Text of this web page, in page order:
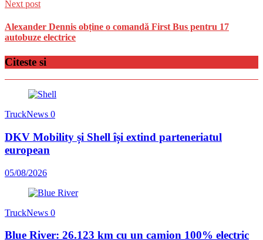
Next post
Alexander Dennis obține o comandă First Bus pentru 17
autobuze electrice
Citeste si
TruckNews 0
DKV Mobility și Shell își extind parteneriatul
european
05/08/2026
TruckNews 0
Blue River: 26.123 km cu un camion 100% electric